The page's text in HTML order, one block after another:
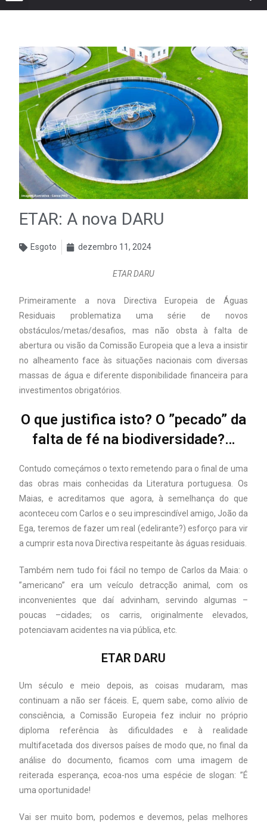
ETAR: A nova DARU
Esgoto dezembro 11, 2024
ETAR DARU
Primeiramente a nova Directiva Europeia de Águas
Residuais problematiza uma série de novos
obstáculos/metas/desafios, mas não obsta à falta de
abertura ou visão da Comissão Europeia que a leva a insistir
no alheamento face às situações nacionais com diversas
massas de água e diferente disponibilidade financeira para
investimentos obrigatórios.
O que justifica isto? O ”pecado” da
falta de fé na biodiversidade?…
Contudo começámos o texto remetendo para o final de uma
das obras mais conhecidas da Literatura portuguesa. Os
Maias, e acreditamos que agora, à semelhança do que
aconteceu com Carlos e o seu imprescindível amigo, João da
Ega, teremos de fazer um real (edelirante?) esforço para vir
a cumprir esta nova Directiva respeitante às águas residuais.
Também nem tudo foi fácil no tempo de Carlos da Maia: o
”americano” era um veículo detracção animal, com os
inconvenientes que daí advinham, servindo algumas –
poucas –cidades; os carris, originalmente elevados,
potenciavam acidentes na via pública, etc.
ETAR DARU
Um século e meio depois, as coisas mudaram, mas
continuam a não ser fáceis. E, quem sabe, como alívio de
consciência, a Comissão Europeia fez incluir no próprio
diploma referência às dificuldades e à realidade
multifacetada dos diversos países de modo que, no final da
análise do documento, ficamos com uma imagem de
reiterada esperança, ecoa-nos uma espécie de slogan: ”É
uma oportunidade!
Vai ser muito bom, podemos e devemos, pelas melhores